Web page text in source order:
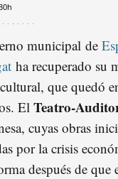
municipal de
ha recuperado su
que quedó
El Teatro-
cuyas obras
por la crisis
después de